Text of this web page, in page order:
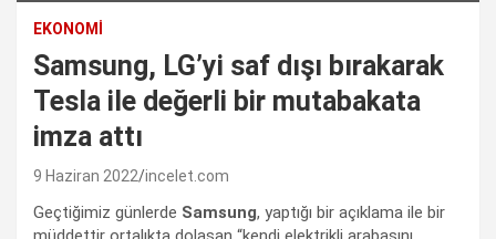
EKONOMI
Samsung, LG’yi saf dışı bırakarak
Tesla ile değerli bir mutabakata
imza attı
9 Haziran 2022 incelet.com
Geçtiğimiz günlerde Samsung, yaptığı bir açıklama ile bir